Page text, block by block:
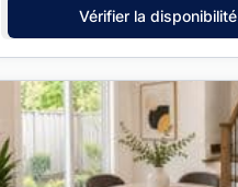
Vérifier la disponibilité